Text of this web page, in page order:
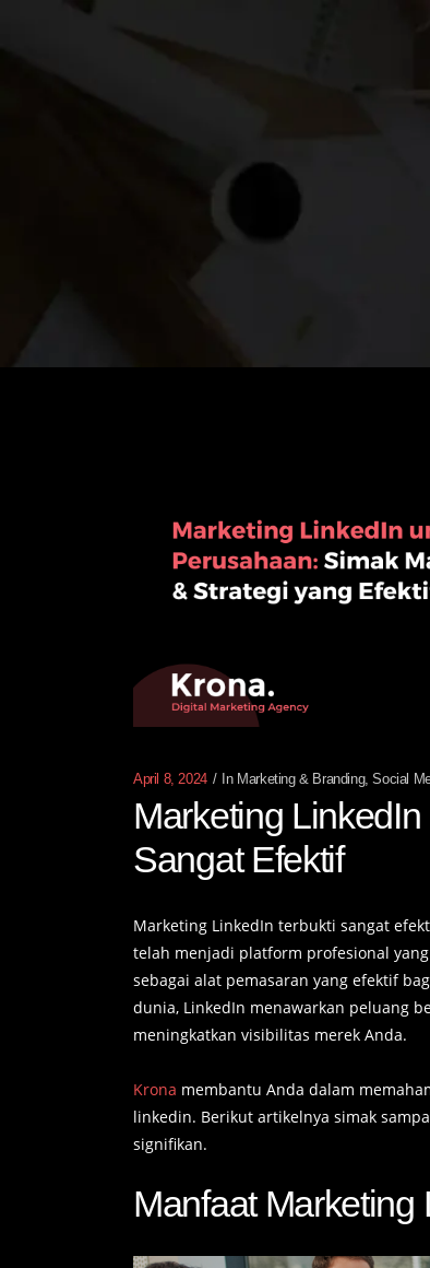
April 8, 2024 In Marketing & Branding,Social
Marketing
Sangat Efektif
Marketing LinkedIn terbukti sangat
telah menjadi platform profesional
sebagai alat pemasaran yang efektif
dunia, LinkedIn menawarkan peluang
meningkatkan visibilitas merek Anda.
Krona membantu Anda dalam
linkedin. Berikut artikelnya simak
signifikan.
Manfaat